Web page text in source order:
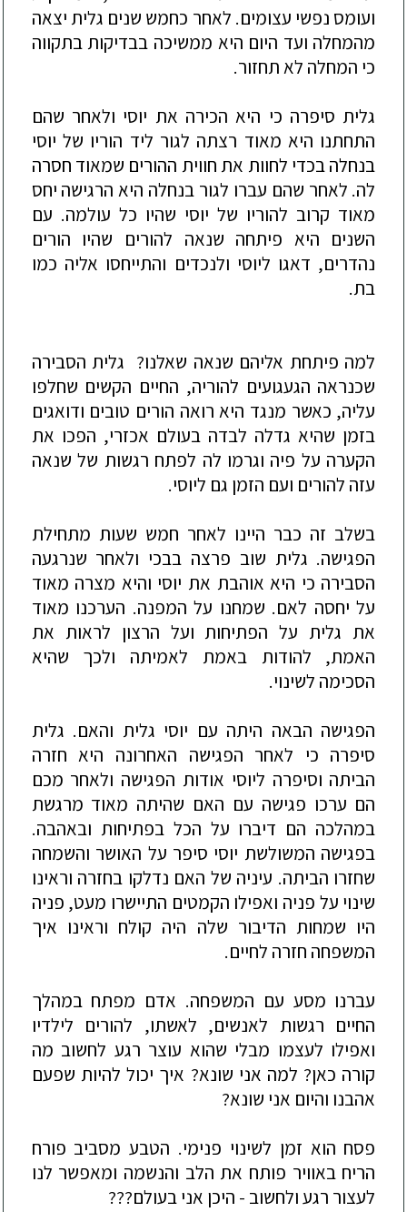
ועומס נפשי עצומים. לאחר כחמש שנים גלית יצאה
מהמחלה ועד היום היא ממשיכה בבדיקות בתקווה
כי המחלה לא תחזור.
גלית סיפרה כי היא הכירה את יוסי ולאחר שהם
התחתנו היא מאוד רצתה לגור ליד הוריו של יוסי
בנחלה בכדי לחוות את חווית ההורים שמאוד חסרה
לה. לאחר שהם עברו לגור בנחלה היא הרגישה יחס
מאוד קרוב להוריו של יוסי שהיו כל עולמה. עם
השנים היא פיתחה שנאה להורים שהיו הורים
נהדרים, דאגו ליוסי ולנכדים והתייחסו אליה כמו
בת.
למה פיתחת אליהם שנאה שאלנו? גלית הסבירה
שכנראה הגעגועים להוריה, החיים הקשים שחלפו
עליה, כאשר מנגד היא רואה הורים טובים ודואגים
בזמן שהיא גדלה לבדה בעולם אכזרי, הפכו את
הקערה על פיה וגרמו לה לפתח רגשות של שנאה
עזה להורים ועם הזמן גם ליוסי.
בשלב זה כבר היינו לאחר חמש שעות מתחילת
הפגישה. גלית שוב פרצה בבכי ולאחר שנרגעה
הסבירה כי היא אוהבת את יוסי והיא מצרה מאוד
על יחסה לאם. שמחנו על המפנה. הערכנו מאוד
את גלית על הפתיחות ועל הרצון לראות את
האמת, להודות באמת לאמיתה ולכך שהיא
הסכימה לשינוי.
הפגישה הבאה היתה עם יוסי גלית והאם. גלית
סיפרה כי לאחר הפגישה האחרונה היא חזרה
הביתה וסיפרה ליוסי אודות הפגישה ולאחר מכם
הם ערכו פגישה עם האם שהיתה מאוד מרגשת
במהלכה הם דיברו על הכל בפתיחות ובאהבה.
בפגישה המשולשת יוסי סיפר על האושר והשמחה
שחזרו הביתה. עיניה של האם נדלקו בחזרה וראינו
שינוי על פניה ואפילו הקמטים התיישרו מעט, פניה
היו שמחות הדיבור שלה היה קולח וראינו איך
המשפחה חזרה לחיים.
עברנו מסע עם המשפחה. אדם מפתח במהלך
החיים רגשות לאנשים, לאשתו, להורים לילדיו
ואפילו לעצמו מבלי שהוא עוצר רגע לחשוב מה
קורה כאן? למה אני שונא? איך יכול להיות שפעם
אהבנו והיום אני שונא?
פסח הוא זמן לשינוי פנימי. הטבע מסביב פורח
הריח באוויר פותח את הלב והנשמה ומאפשר לנו
לעצור רגע ולחשוב - היכן אני בעולם???